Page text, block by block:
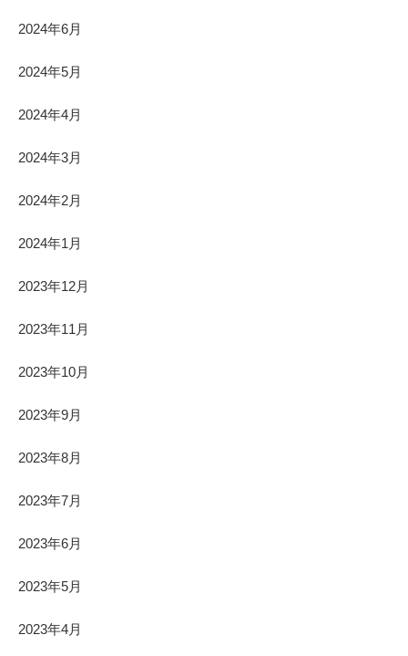
2024年6月
2024年5月
2024年4月
2024年3月
2024年2月
2024年1月
2023年12月
2023年11月
2023年10月
2023年9月
2023年8月
2023年7月
2023年6月
2023年5月
2023年4月